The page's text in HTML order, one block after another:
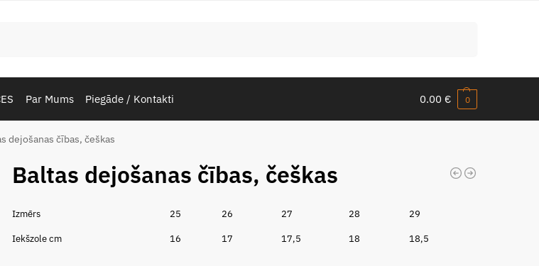
Par Mums Piegāde / Kontakti 0.00 € 0
dejošanas čības, češkas
Baltas dejošanas čības, češkas
Izmērs 25 26 27 28 29
Iekšzole cm 16 17 17,5 18 18,5